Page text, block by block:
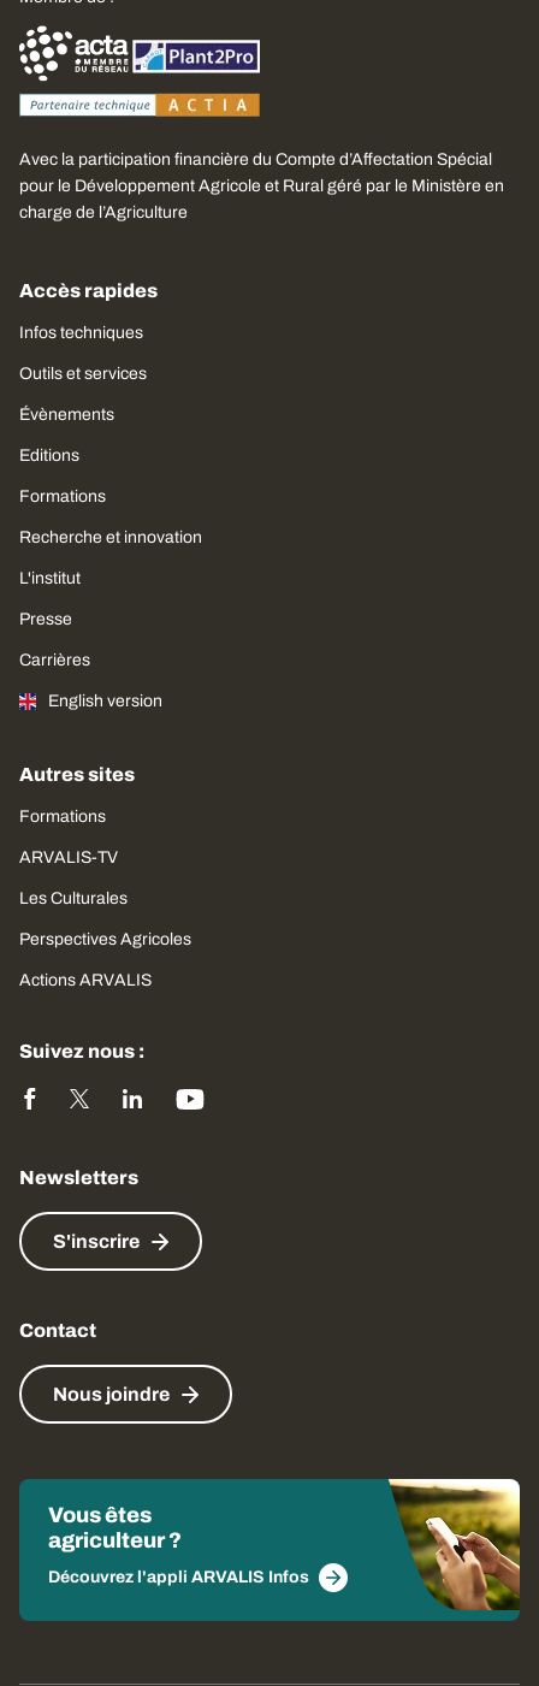
Avec la participation financière du Compte d’Affectation Spécial
pour le Développement Agricole et Rural géré par le Ministère en
charge de l’Agriculture
Accès rapides
Infos techniques
Outils et services
Évènements
Editions
Formations
Recherche et innovation
L'institut
Presse
Carrières
English version
Autres sites
Formations
ARVALIS-TV
Les Culturales
Perspectives Agricoles
Actions ARVALIS
Suivez nous :
Newsletters
S'inscrire
Contact
Nous joindre
Vous êtes
agriculteur ?
Découvrez l'appli ARVALIS Infos